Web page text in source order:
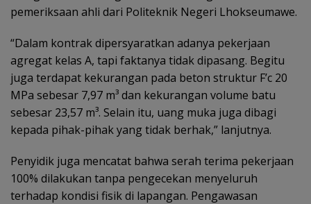
pemeriksaan ahli dari Politeknik Negeri Lhokseumawe.
“Dalam kontrak dipersyaratkan adanya pekerjaan
agregat kelas A, tapi faktanya tidak dipasang. Begitu
juga terdapat kekurangan pada beton struktur F’c 20
MPa sebesar 7,97 m³ dan kekurangan volume batu
sebesar 23,57 m³. Selain itu, uang muka juga dibagi
kepada pihak-pihak yang tidak berhak,” lanjutnya.
Penyidik juga mencatat bahwa serah terima pekerjaan
100% dilakukan tanpa pengecekan menyeluruh
terhadap kondisi fisik di lapangan. Pengawasan